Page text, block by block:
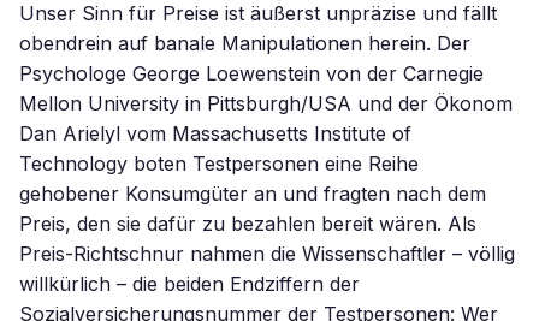
Unser Sinn für Preise ist äußerst unpräzise und fällt
obendrein auf banale Manipulationen herein. Der
Psychologe George Loewenstein von der Carnegie
Mellon University in Pittsburgh/USA und der Ökonom
Dan Arielyl vom Massachusetts Institute of
Technology boten Testpersonen eine Reihe
gehobener Konsumgüter an und fragten nach dem
Preis, den sie dafür zu bezahlen bereit wären. Als
Preis-Richtschnur nahmen die Wissenschaftler – völlig
willkürlich – die beiden Endziffern der
Sozialversicherungsnummer der Testpersonen: Wer